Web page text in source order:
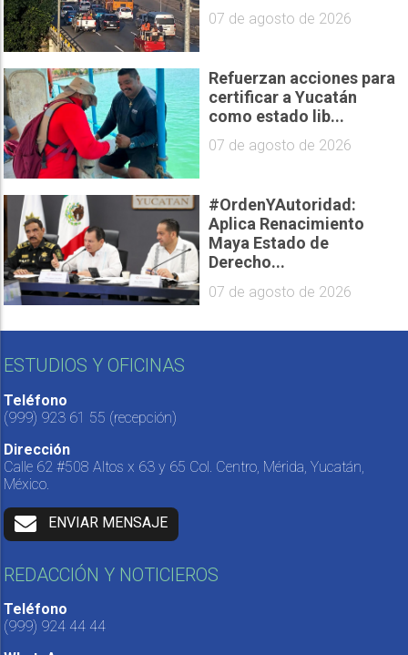
07 de agosto de 2026
Refuerzan acciones para
certificar a Yucatán
como estado lib...
07 de agosto de 2026
#OrdenYAutoridad:
Aplica Renacimiento
Maya Estado de
Derecho...
07 de agosto de 2026
ESTUDIOS Y OFICINAS
Teléfono
(999) 923 61 55 (recepción)
Dirección
Calle 62 #508 Altos x 63 y 65 Col. Centro, Mérida, Yucatán,
México.
ENVIAR MENSAJE
REDACCIÓN Y NOTICIEROS
Teléfono
(999) 924 44 44